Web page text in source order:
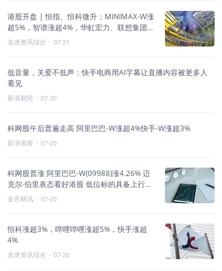
港股开盘 | 恒指、恒科微升；MINIMAX-W涨
超5%，智谱涨超4%，华虹宏力、联想集团涨
近4%
老虎资讯综合 · 07-21
低音量，关爱不低声：快手电商用AI字幕让直播内容被更多人
看见
新浪财经 · 07-20
科网股午后普遍走高 阿里巴巴-W涨超4%快手-W涨超3%
新浪港股 · 07-20
科网股普涨 阿里巴巴-W(09988)涨4.26% 迈
克尔·伯里表态看好港股 低位标的具备上行空
间
金吾财讯 · 07-20
恒科涨超3%，哔哩哔哩涨超5%，快手涨超
4%
老虎资讯综合 · 07-20